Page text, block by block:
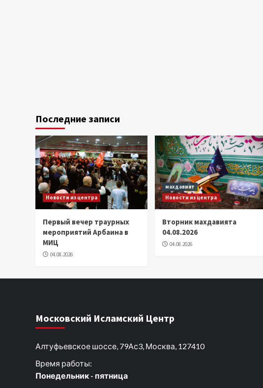
Последние записи
Новости из центра
Первый вечер траурных
мероприятий Арбаина в
МИЦ
04.08.2026
махдавият
Новости из центра
Вторник махдавията
04.08.2026
04.08.2026
Московский Исламский Центр
Алтуфьевское шоссе, 79Ас3, Москва, 127410
Время работы:
Понедельник - пятница